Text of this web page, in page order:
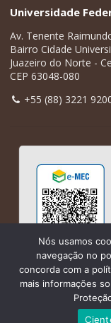
Universidade
Av. Tenente
Bairro Cidade
Juazeiro do Norte -
CEP 63048-080
+55 (88) 3221
Nós usamos
navegação no
concorda com a
mais informações